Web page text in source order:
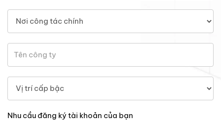
Nhu cầu đăng ký tài khoản của bạn